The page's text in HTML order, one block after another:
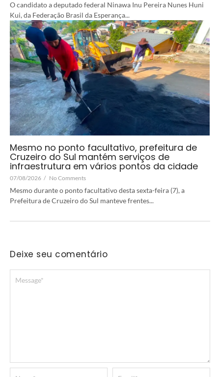
O candidato a deputado federal Ninawa Inu Pereira Nunes Huni
Kui, da Federação Brasil da Esperança...
Mesmo no ponto facultativo, prefeitura de
Cruzeiro do Sul mantém serviços de
infraestrutura em vários pontos da cidade
07/08/2026 / No Comments
Mesmo durante o ponto facultativo desta sexta-feira (7), a
Prefeitura de Cruzeiro do Sul manteve frentes...
Deixe seu comentário